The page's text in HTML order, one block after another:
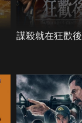
謀殺就在狂歡後